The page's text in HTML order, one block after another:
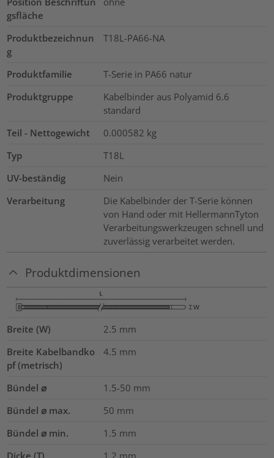
gsfläche
Produktbezeichnun
g
T18L-PA66-NA
Produktfamilie
T-Serie in PA66 natur
Produktgruppe
Kabelbinder aus Polyamid 6.6
standard
Teil - Nettogewicht
0.000582 kg
Typ
T18L
UV-beständig
Nein
Verarbeitung
Die Kabelbinder der T-Serie können
von Hand oder mit HellermannTyton
Verarbeitungswerkzeugen schnell und
zuverlässig verarbeitet werden.
Produktdimensionen
Breite (W) 2.5 mm
Breite Kabelbandko
pf (metrisch)
4.5 mm
Bündel ⌀ 1.5-50 mm
Bündel ⌀ max.
50 mm
Bündel ⌀ min.
1.5 mm
Dicke (T)
1.2 mm